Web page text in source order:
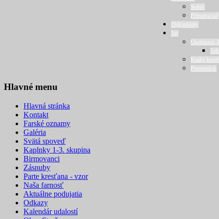
Sobáš
Príprava
Dokumenty
Iné
Osobnosti,
Knihy
Prezentácie
Hlavné menu
Hlavná stránka
Kontakt
Farské oznamy
Galéria
Svätá spoveď
Kaplnky 1-3. skupina
Birmovanci
Zásnuby
Parte kresťana - vzor
Naša farnosť
Aktuálne podujatia
Odkazy
Kalendár udalostí